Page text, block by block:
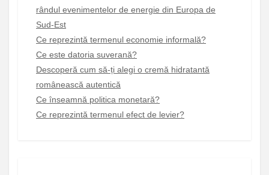
rândul evenimentelor de energie din Europa de
Sud-Est
Ce reprezintă termenul economie informală?
Ce este datoria suverană?
Descoperă cum să-ți alegi o cremă hidratantă
românească autentică
Ce înseamnă politica monetară?
Ce reprezintă termenul efect de levier?